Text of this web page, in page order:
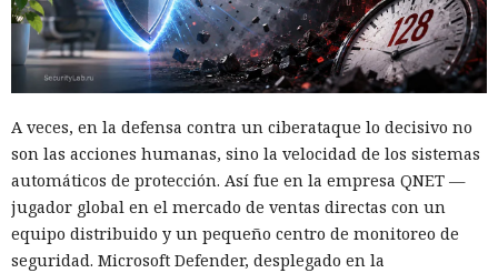
A veces, en la defensa contra un ciberataque lo decisivo no
son las acciones humanas, sino la velocidad de los sistemas
automáticos de protección. Así fue en la empresa QNET —
jugador global en el mercado de ventas directas con un
equipo distribuido y un pequeño centro de monitoreo de
seguridad. Microsoft Defender, desplegado en la